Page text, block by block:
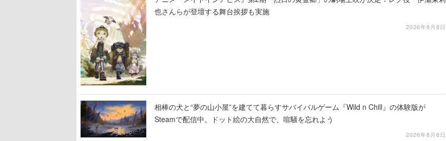
也さんらが登壇する舞台挨拶も実施
2026年8月8日
相棒の犬と“夢の山小屋”を建てて暮らすサバイバルゲーム『Wild n Chill』の体験版が
Steamで配信中。ドット絵の大自然で、喧騒を忘れよう
2026年8月8日